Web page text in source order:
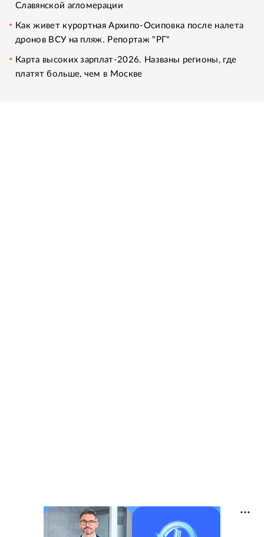
Славянской агломерации
Как живет курортная Архипо-Осиповка после налета
дронов ВСУ на пляж. Репортаж "РГ"
Карта высоких зарплат-2026. Названы регионы, где
платят больше, чем в Москве